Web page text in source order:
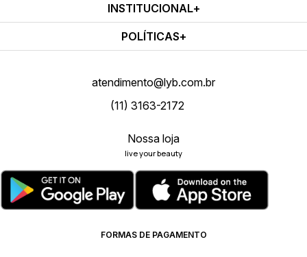
INSTITUCIONAL
POLÍTICAS
atendimento@lyb.com.br
(11) 3163-2172
Nossa loja
live your beauty
FORMAS DE PAGAMENTO